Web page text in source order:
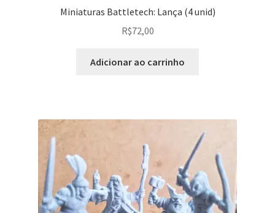
Miniaturas Battletech: Lança (4 unid)
R$72,00
Adicionar ao carrinho